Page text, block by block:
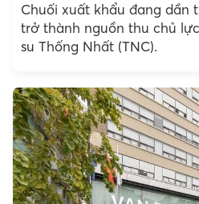
Chuối xuất khẩu đang dần
trở thành nguồn thu chủ
su Thống Nhất (TNC).